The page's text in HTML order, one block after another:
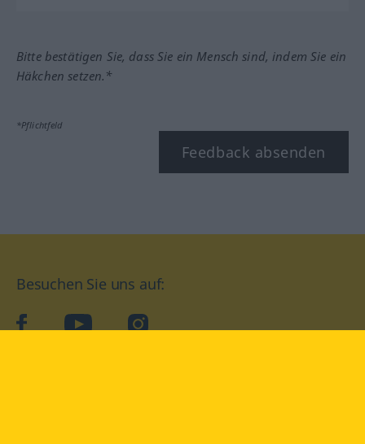
Bitte bestätigen Sie, dass Sie ein Mensch sind, indem Sie ein
Häkchen setzen.*
*Pflichtfeld
Feedback absenden
Besuchen Sie uns auf:
facebookYouTube Instagram